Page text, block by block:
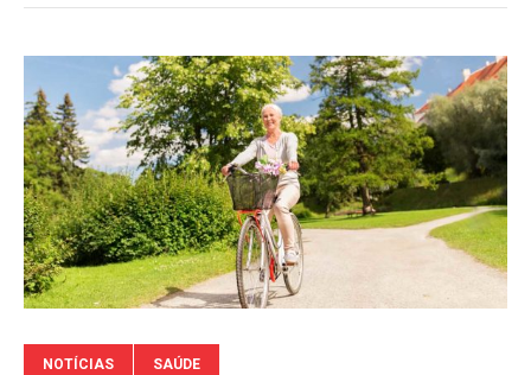
NOTÍCIAS SAÚDE